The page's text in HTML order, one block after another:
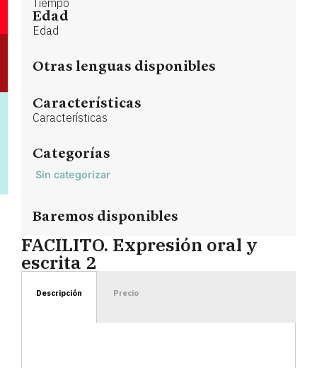
Tiempo
Edad
Edad
Otras lenguas disponibles
Características
Características
Categorías
Sin categorizar
Baremos disponibles
FACILITO. Expresión oral y
escrita 2
Descripción Precio